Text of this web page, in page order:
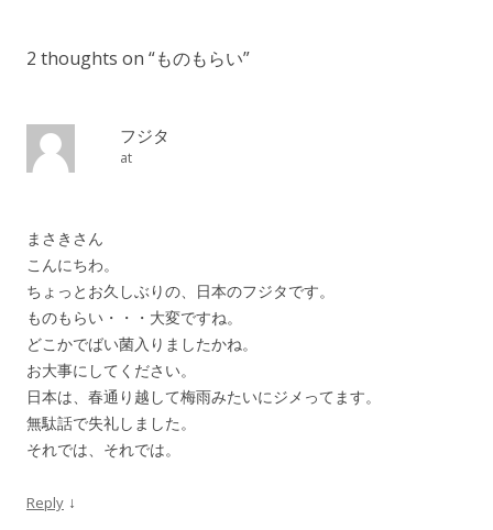
2 thoughts on “ものもらい”
フジタ
at
まさきさん
こんにちわ。
ちょっとお久しぶりの、日本のフジタです。
ものもらい・・・大変ですね。
どこかでばい菌入りましたかね。
お大事にしてください。
日本は、春通り越して梅雨みたいにジメってます。
無駄話で失礼しました。
それでは、それでは。
Reply ↓